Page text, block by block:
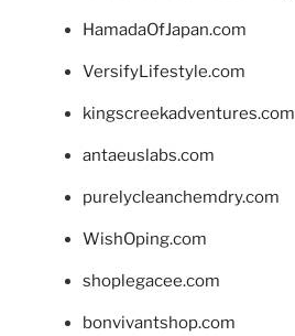
HamadaOfJapan.com
VersifyLifestyle.com
kingscreekadventures.com
antaeuslabs.com
purelycleanchemdry.com
WishOping.com
shoplegacee.com
bonvivantshop.com